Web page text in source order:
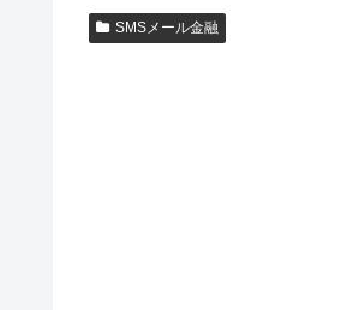
SMSメール金融